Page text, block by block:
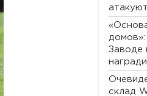
домов»:
Заводе
склад